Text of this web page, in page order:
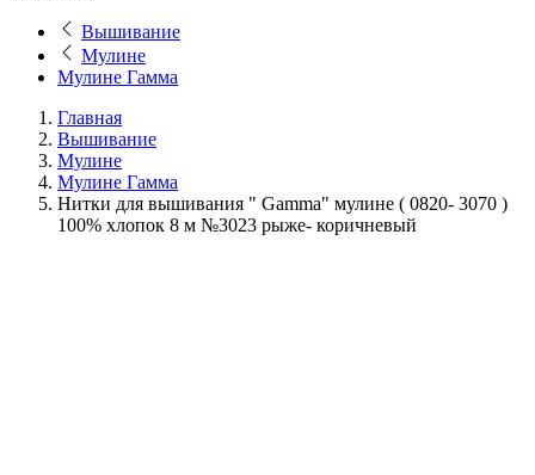
Вышивание
Мулине
Мулине Гамма
Главная
Вышивание
Мулине
Мулине Гамма
Нитки для вышивания " Gamma" мулине ( 0820- 3070 )
100% хлопок 8 м №3023 рыже- коричневый